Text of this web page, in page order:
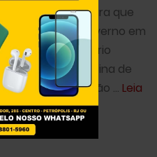
oportunidade para que
do governo em
Universitário
de Medicina de
que estão ... Leia